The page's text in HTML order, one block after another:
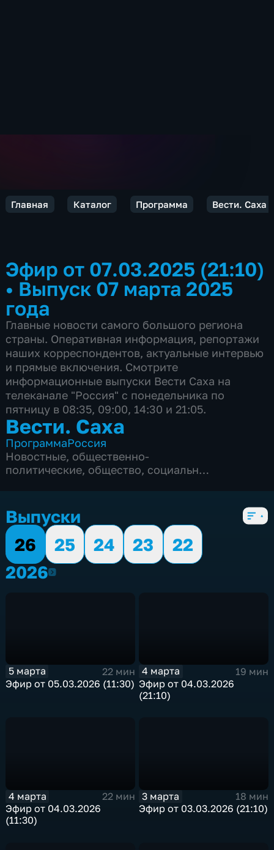
Главная Каталог Программа Вести. Саха
Эфир от 07.03.2025 (21:10)
• Выпуск 07 марта 2025
года
Главные новости самого большого региона
страны. Оперативная информация, репортажи
наших корреспондентов, актуальные интервью
и прямые включения. Смотрите
информационные выпуски Вести Саха на
телеканале "Россия" с понедельника по
пятницу в 08:35, 09:00, 14:30 и 21:05.
Вести. Саха
ПрограммаРоссия
Новостные, общественно-
политические, общество, социально-
Выпуски
26
25 24 23
22
20262026
5 марта
22 мин
Эфир от 05.03.2026 (11:30)
4 марта
19 мин
Эфир от 04.03.2026
(21:10)
4 марта
22 мин
Эфир от 04.03.2026
(11:30)
3 марта
18 мин
Эфир от 03.03.2026 (21:10)